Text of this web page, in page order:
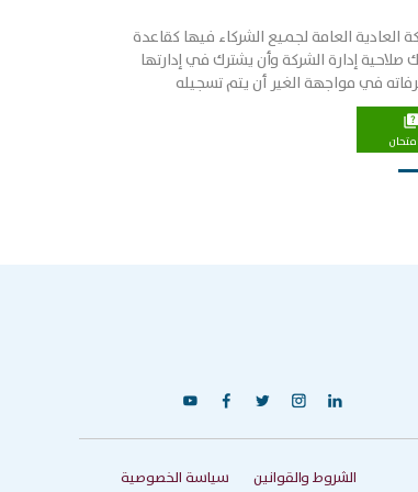
الحلقة الثالثة
العادية العامة لجميع الشركاء فيها كقاعدة
صلاحية إدارة الشركة وأن يشترك في إدارتها
في مواجهة الغير أن يتم تسجيله
عن الشركة في سجل الشركات
يمكنكم حضور
quiz
امتحان
i
c
t
f
y
الشروط والقوانين سياسة الخصوصية